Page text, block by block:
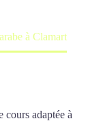
à Clamart
cours adaptée à